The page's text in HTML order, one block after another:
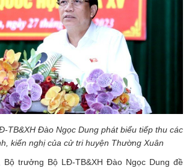
TB&XH Đào Ngọc Dung phát biểu tiếp thu các
kiến nghị của cử tri huyện Thường Xuân
trưởng Bộ LĐ-TB&XH Đào Ngọc Dung đề